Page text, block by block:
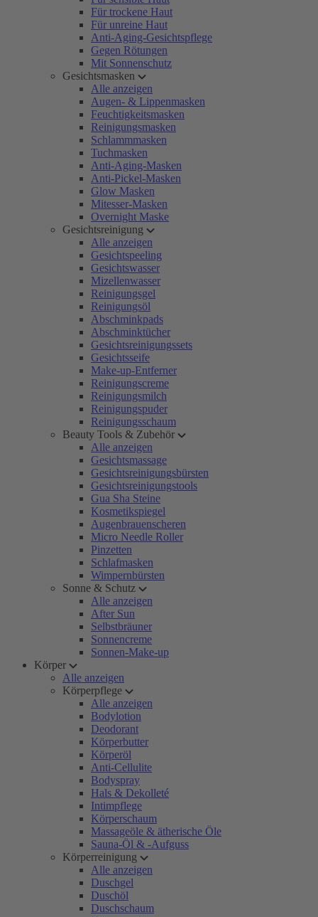
Für trockene Haut
Für unreine Haut
Anti-Aging-Gesichtspflege
Gegen Rötungen
Mit Sonnenschutz
Gesichtsmasken
Alle anzeigen
Augen- & Lippenmasken
Feuchtigkeitsmasken
Reinigungsmasken
Schlammmasken
Tuchmasken
Anti-Aging-Masken
Anti-Pickel-Masken
Glow Masken
Mitesser-Masken
Overnight Maske
Gesichtsreinigung
Alle anzeigen
Gesichtspeeling
Gesichtswasser
Mizellenwasser
Reinigungsgel
Reinigungsöl
Abschminkpads
Abschminktücher
Gesichtsreinigungssets
Gesichtsseife
Make-up-Entferner
Reinigungscreme
Reinigungsmilch
Reinigungspuder
Reinigungsschaum
Beauty Tools & Zubehör
Alle anzeigen
Gesichtsmassage
Gesichtsreinigungsbürsten
Gesichtsreinigungstools
Gua Sha Steine
Kosmetikspiegel
Augenbrauenscheren
Micro Needle Roller
Pinzetten
Schlafmasken
Wimpernbürsten
Sonne & Schutz
Alle anzeigen
After Sun
Selbstbräuner
Sonnencreme
Sonnen-Make-up
Körper
Alle anzeigen
Körperpflege
Alle anzeigen
Bodylotion
Deodorant
Körperbutter
Körperöl
Anti-Cellulite
Bodyspray
Hals & Dekolleté
Intimpflege
Körperschaum
Massageöle & ätherische Öle
Sauna-Öl & -Aufguss
Körperreinigung
Alle anzeigen
Duschgel
Duschöl
Duschschaum